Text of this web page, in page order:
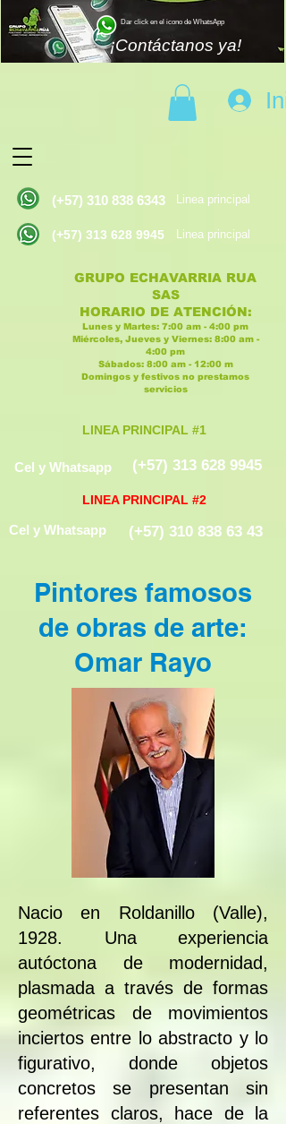
Dar click en el icono de WhatsApp
¡Contáctanos ya!
(+57) 310 838 6343 Linea principal
Linea principal
(+57) 313 628 9945
GRUPO ECHAVARRIA RUA
SAS
HORARIO DE ATENCIÓN:
Lunes y Martes: 7:00 am - 4:00 pm
Miércoles, Jueves y Viernes: 8:00 am -
4:00 pm
Sábados: 8:00 am - 12:00 m
Domingos y festivos no prestamos
servicios
LINEA PRINCIPAL #1
Cel y Whatsapp (+57) 313 628 9945
LINEA PRINCIPAL #2
Cel y Whatsapp (+57) 310 838 63 43
Pintores famosos
de obras de arte:
Omar Rayo
Nacio en Roldanillo (Valle),
1928. Una experiencia
autóctona de modernidad,
plasmada a través de formas
geométricas de movimientos
inciertos entre lo abstracto y lo
figurativo, donde objetos
concretos se presentan sin
referentes claros, hace de la